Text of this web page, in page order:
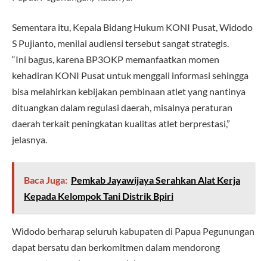
Sementara itu, Kepala Bidang Hukum KONI Pusat, Widodo
S Pujianto, menilai audiensi tersebut sangat strategis.
“Ini bagus, karena BP3OKP memanfaatkan momen
kehadiran KONI Pusat untuk menggali informasi sehingga
bisa melahirkan kebijakan pembinaan atlet yang nantinya
dituangkan dalam regulasi daerah, misalnya peraturan
daerah terkait peningkatan kualitas atlet berprestasi,”
jelasnya.
Baca Juga: Pemkab Jayawijaya Serahkan Alat Kerja
Kepada Kelompok Tani Distrik Bpiri
Widodo berharap seluruh kabupaten di Papua Pegunungan
dapat bersatu dan berkomitmen dalam mendorong